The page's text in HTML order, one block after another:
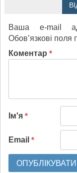
Ваша e-mail
Обов’язкові поля
Коментар *
Ім'я *
Email *